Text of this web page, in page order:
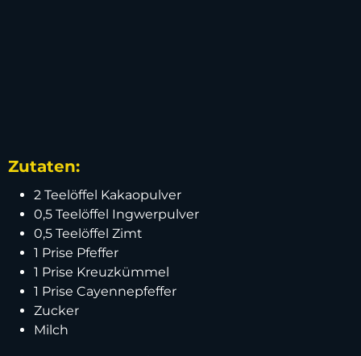
Zutaten:
2 Teelöffel Kakaopulver
0,5 Teelöffel Ingwerpulver
0,5 Teelöffel Zimt
1 Prise Pfeffer
1 Prise Kreuzkümmel
1 Prise Cayennepfeffer
Zucker
Milch